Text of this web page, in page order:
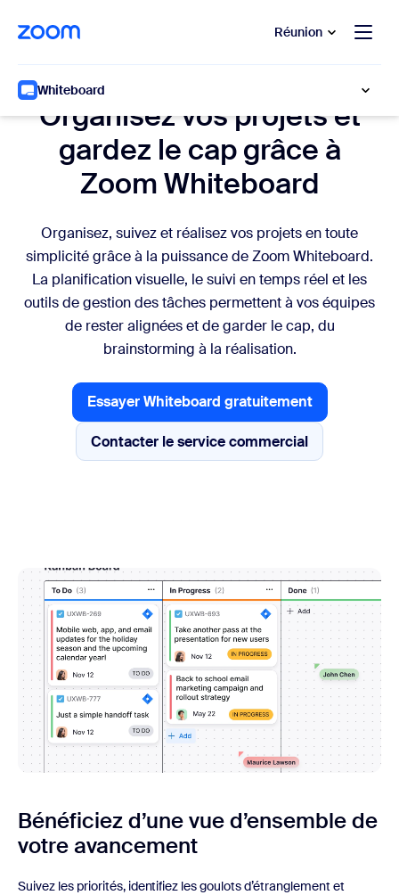
contenu principal
au chat d’aide Réunion
Whiteboard
Organisez vos projets et
gardez le cap grâce à
Zoom Whiteboard
Organisez, suivez et réalisez vos projets en toute
simplicité grâce à la puissance de Zoom Whiteboard.
La planification visuelle, le suivi en temps réel et les
outils de gestion des tâches permettent à vos équipes
de rester alignées et de garder le cap, du
brainstorming à la réalisation.
Essayer Whiteboard gratuitement
Essayer Whiteboard
Contacter le service commercial
Contacter le service
Bénéficiez d’une vue d’ensemble de
votre avancement
Suivez les priorités, identifiez les goulots d’étranglement et